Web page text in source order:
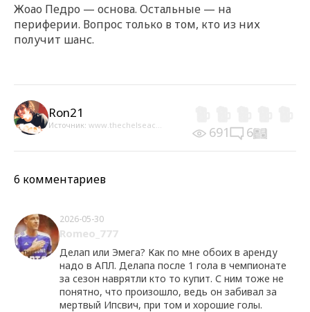
Жоао Педро — основа. Остальные — на
периферии. Вопрос только в том, кто из них
получит шанс.
Ron21
Источник: www.thechelseac... 691 6
6 комментариев
2026-05-30
Romeo_777
Делап или Эмега? Как по мне обоих в аренду
надо в АПЛ. Делапа после 1 гола в чемпионате
за сезон наврятли кто то купит. С ним тоже не
понятно, что произошло, ведь он забивал за
мертвый Ипсвич, при том и хорошие голы.